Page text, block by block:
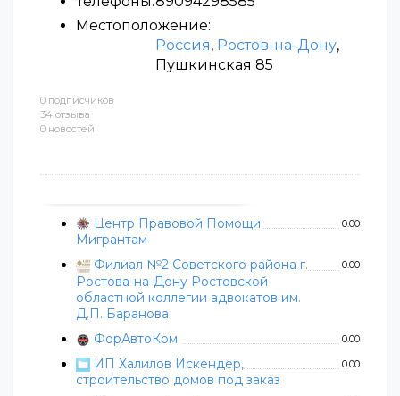
0 подписчиков
34 отзыва
0 новостей
Центр Правовой Помощи
Мигрантам
0.00
Филиал №2 Советского района г.
Ростова-на-Дону Ростовской
областной коллегии адвокатов им.
Д.П. Баранова
0.00
ФорАвтоКом 0.00
ИП Халилов Искендер,
строительство домов под заказ
0.00
Местоположение:
Россия, Ростов-на-Дону,
Пушкинская 85